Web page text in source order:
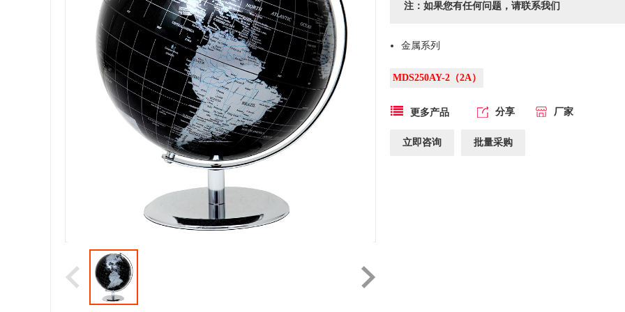
注：如果您有任何问题，请联系我们
金属系列
MDS250AY-2（2A）
更多产品 分享 厂家
立即咨询 批量采购